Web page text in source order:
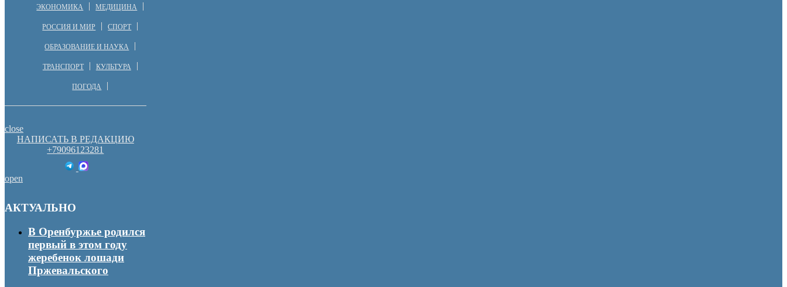
ЭКОНОМИКА МЕДИЦИНА
РОССИЯ И МИР СПОРТ
ОБРАЗОВАНИЕ И НАУКА
ТРАНСПОРТ КУЛЬТУРА
ПОГОДА
close
НАПИСАТЬ В РЕДАКЦИЮ
+79096123281
open
АКТУАЛЬНО
В Оренбуржье родился
первый в этом году
жеребенок лошади
Пржевальского